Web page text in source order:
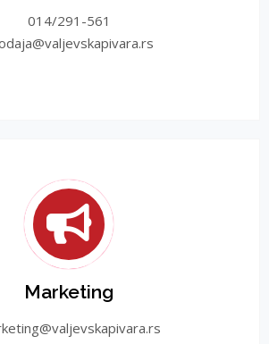
014/291-561
Marketing